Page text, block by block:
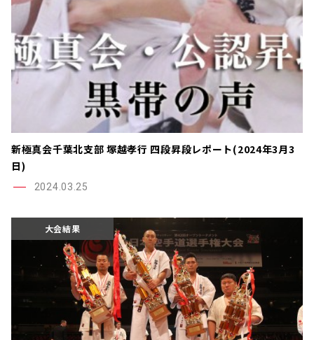
新極真会千葉北支部 塚越孝行 四段昇段レポート(2024年3月3
日)
2024.03.25
大会結果